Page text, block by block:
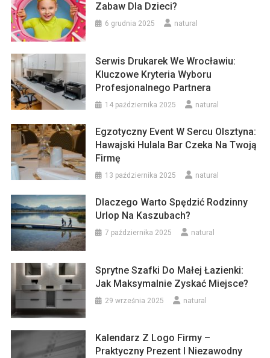
Zabaw Dla Dzieci?
6 grudnia 2025 natural
Serwis Drukarek We Wrocławiu:
Kluczowe Kryteria Wyboru
Profesjonalnego Partnera
14 października 2025 natural
Egzotyczny Event W Sercu Olsztyna:
Hawajski Hulala Bar Czeka Na Twoją
Firmę
13 października 2025 natural
Dlaczego Warto Spędzić Rodzinny
Urlop Na Kaszubach?
7 października 2025 natural
Sprytne Szafki Do Małej Łazienki:
Jak Maksymalnie Zyskać Miejsce?
29 września 2025 natural
Kalendarz Z Logo Firmy –
Praktyczny Prezent I Niezawodny